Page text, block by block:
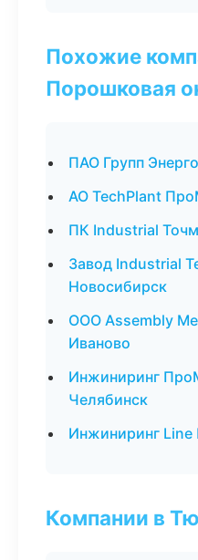
Похожие
Порошковая
ПАО Групп
АО TechPlant
ПК Industrial
Завод Industrial
Новосибирск
ООО Assembly
Иваново
Инжиниринг
Челябинск
Инжиниринг
Компании в